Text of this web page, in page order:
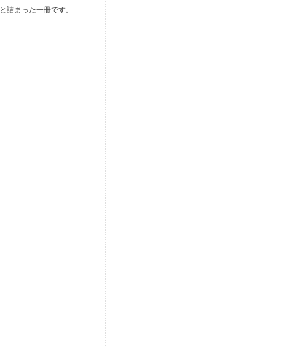
詰まった一冊です。